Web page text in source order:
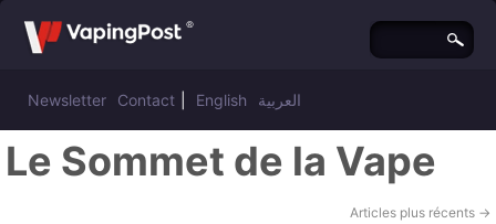
Newsletter Contact English العربية
Le Sommet de la Vape
Articles plus récents →